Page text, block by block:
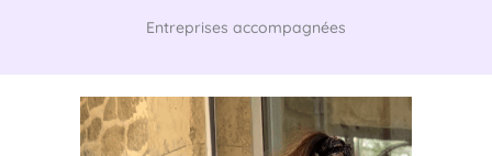
Entreprises accompagnées